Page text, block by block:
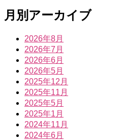
月別アーカイブ
2026年8月
2026年7月
2026年6月
2026年5月
2025年12月
2025年11月
2025年5月
2025年1月
2024年11月
2024年6月